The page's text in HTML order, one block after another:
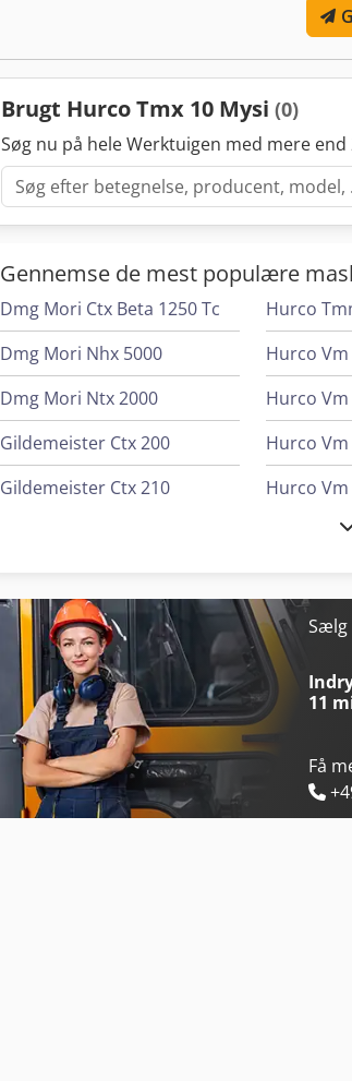
Brugt Hurco Tmx 10 Mysi (0)
Søg nu på hele Werktuigen med mere
Gennemse de mest populære
Dmg Mori Ctx Beta 1250 Tc
Dmg Mori Nhx 5000
Dmg Mori Ntx 2000
Gildemeister Ctx 200
Gildemeister Ctx 210
Haas Tm-1
Hurco Tm 8 I
Hurco
Hurco Vm
Hurco Vm
Hurco Vm
Hurco Vm
Hurco
Hurco
Hurco Vmx
Sælg
11
Få